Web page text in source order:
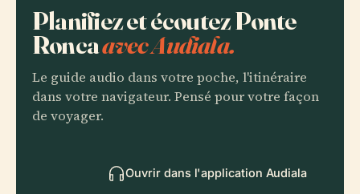
Planifiez et écoutez Ponte
Roncaavec Audiala.
Le guide audio dans votre poche, l'itinéraire
dans votre navigateur. Pensé pour votre façon
de voyager.
Ouvrir dans l'application Audiala